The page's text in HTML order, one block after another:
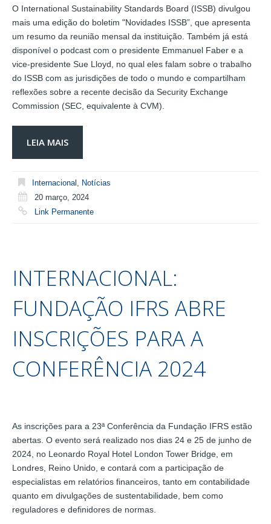
O International Sustainability Standards Board (ISSB) divulgou
mais uma edição do boletim "Novidades ISSB”, que apresenta
um resumo da reunião mensal da instituição. Também já está
disponível o podcast com o presidente Emmanuel Faber e a
vice-presidente Sue Lloyd, no qual eles falam sobre o trabalho
do ISSB com as jurisdições de todo o mundo e compartilham
reflexões sobre a recente decisão da Security Exchange
Commission (SEC, equivalente à CVM).
LEIA MAIS
Internacional , Notícias
20 março, 2024
Link Permanente
INTERNACIONAL:
FUNDAÇÃO IFRS ABRE
INSCRIÇÕES PARA A
CONFERÊNCIA 2024
As inscrições para a 23ª Conferência da Fundação IFRS estão
abertas. O evento será realizado nos dias 24 e 25 de junho de
2024, no Leonardo Royal Hotel London Tower Bridge, em
Londres, Reino Unido, e contará com a participação de
especialistas em relatórios financeiros, tanto em contabilidade
quanto em divulgações de sustentabilidade, bem como
reguladores e definidores de normas.